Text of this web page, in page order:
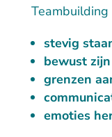
Teambuilding
stevig
bewust
grenzen
emoties